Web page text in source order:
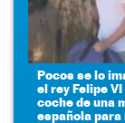
Pocos se lo
el rey Felipe
coche de una
española para